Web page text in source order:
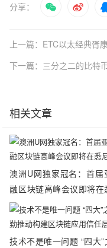
分享：
下一篇：三分之二的比特
相关文章
澳洲U网独家冠名：首届
融区块链高峰会议即将在
行
技术不是唯一问题 “四大”